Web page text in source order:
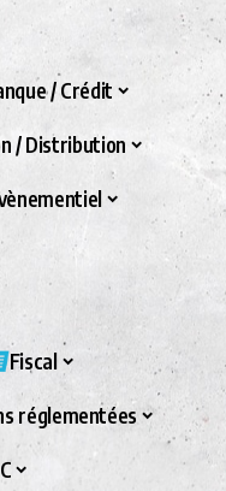
/ Crédit
/ Distribution
Fiscal
réglementées